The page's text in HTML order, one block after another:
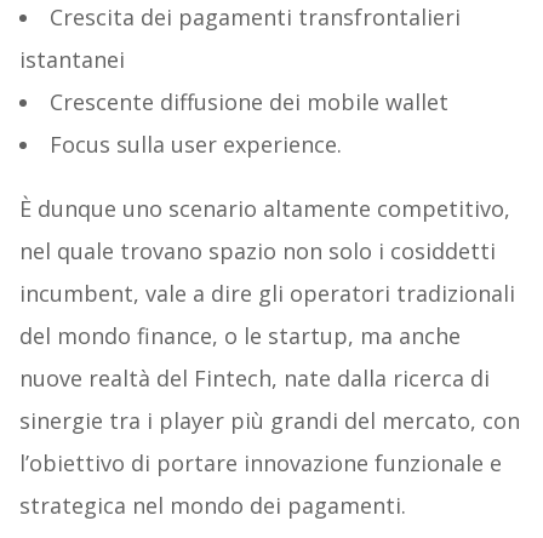
Crescita dei pagamenti transfrontalieri
istantanei
Crescente diffusione dei mobile wallet
Focus sulla user experience.
È dunque uno scenario altamente competitivo,
nel quale trovano spazio non solo i cosiddetti
incumbent, vale a dire gli operatori tradizionali
del mondo finance, o le startup, ma anche
nuove realtà del Fintech, nate dalla ricerca di
sinergie tra i player più grandi del mercato, con
l’obiettivo di portare innovazione funzionale e
strategica nel mondo dei pagamenti.